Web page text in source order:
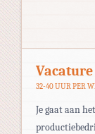
32-40 UUR PER
Je gaat aan